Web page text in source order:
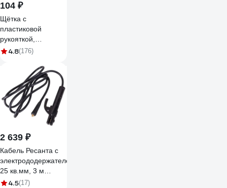
104 ₽
Щётка с
пластиковой
рукояткой,
стальная щетина
4.8(176)
2 639 ₽
Кабель Ресанта с
электрододержателем
25 кв.мм, 3 м
71/6/44
4.5(17)